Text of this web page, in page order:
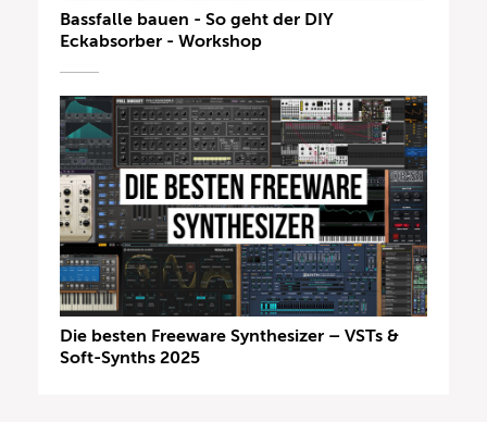
Bassfalle bauen - So geht der DIY
Eckabsorber - Workshop
Die besten Freeware Synthesizer – VSTs &
Soft-Synths 2025